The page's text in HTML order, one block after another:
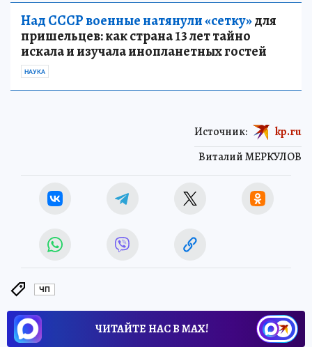
Над СССР военные натянули «сетку»для
пришельцев: как страна 13 лет тайно
искала и изучала инопланетных гостей
НАУКА
Виталий МЕРКУЛОВ
Источник: kp.ru
ЧП
ЧИТАЙТЕ НАС В МАХ!